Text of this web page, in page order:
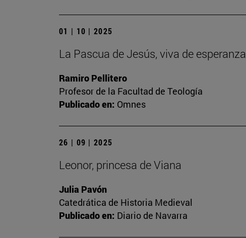
01 | 10 | 2025
La Pascua de Jesús, viva de esperanza
Ramiro Pellitero
Profesor de la Facultad de Teología
Publicado en: Omnes
26 | 09 | 2025
Leonor, princesa de Viana
Julia Pavón
Catedrática de Historia Medieval
Publicado en: Diario de Navarra